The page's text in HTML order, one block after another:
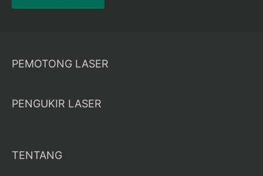
PEMOTONG LASER
PENGUKIR LASER
TENTANG